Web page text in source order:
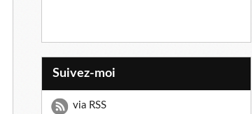
Suivez-moi
via RSS